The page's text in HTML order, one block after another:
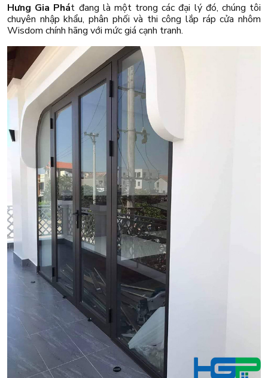
Hưng Gia Phát đang là một trong các đại lý đó, chúng tôi
chuyên nhập khẩu, phân phối và thi công lắp ráp cửa nhôm
Wisdom chính hãng với mức giá cạnh tranh.